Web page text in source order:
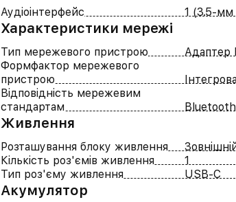
Аудіоінтерфейс 1 (3.5-мм
Характеристики мережі
Тип мережевого пристрою
Адаптер
Формфактор мережевого
пристрою
Відповідність мережевим
стандартам
Живлення
Розташування блоку живлення
Кількість роз'ємів живлення
1
Тип роз'єму живлення
USB-C
Акумулятор